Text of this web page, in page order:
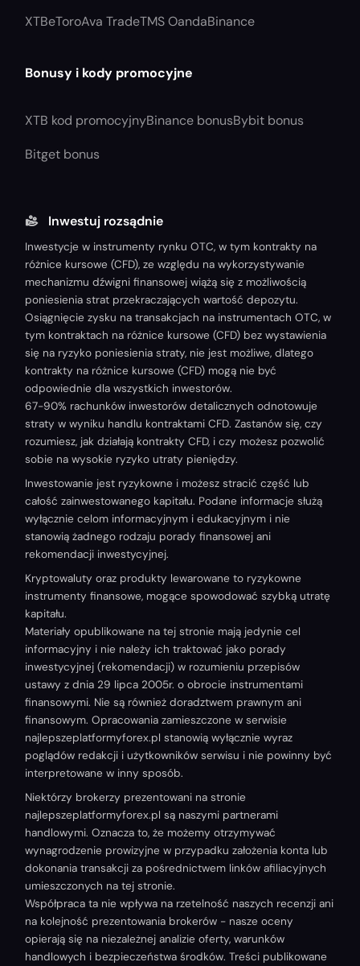
XTBeToroAva TradeTMS OandaBinance
Bonusy i kody promocyjne
XTB kod promocyjnyBinance bonusBybit bonus
Bitget bonus
Inwestuj rozsądnie
Inwestycje w instrumenty rynku OTC, w tym kontrakty na
różnice kursowe (CFD), ze względu na wykorzystywanie
mechanizmu dźwigni finansowej wiążą się z możliwością
poniesienia strat przekraczających wartość depozytu.
Osiągnięcie zysku na transakcjach na instrumentach OTC, w
tym kontraktach na różnice kursowe (CFD) bez wystawienia
się na ryzyko poniesienia straty, nie jest możliwe, dlatego
kontrakty na różnice kursowe (CFD) mogą nie być
odpowiednie dla wszystkich inwestorów.
67-90% rachunków inwestorów detalicznych odnotowuje
straty w wyniku handlu kontraktami CFD. Zastanów się, czy
rozumiesz, jak działają kontrakty CFD, i czy możesz pozwolić
sobie na wysokie ryzyko utraty pieniędzy.
Inwestowanie jest ryzykowne i możesz stracić część lub
całość zainwestowanego kapitału. Podane informacje służą
wyłącznie celom informacyjnym i edukacyjnym i nie
stanowią żadnego rodzaju porady finansowej ani
rekomendacji inwestycyjnej.
Kryptowaluty oraz produkty lewarowane to ryzykowne
instrumenty finansowe, mogące spowodować szybką utratę
kapitału.
Materiały opublikowane na tej stronie mają jedynie cel
informacyjny i nie należy ich traktować jako porady
inwestycyjnej (rekomendacji) w rozumieniu przepisów
ustawy z dnia 29 lipca 2005r. o obrocie instrumentami
finansowymi. Nie są również doradztwem prawnym ani
finansowym. Opracowania zamieszczone w serwisie
najlepszeplatformyforex.pl stanowią wyłącznie wyraz
poglądów redakcji i użytkowników serwisu i nie powinny być
interpretowane w inny sposób.
Niektórzy brokerzy prezentowani na stronie
najlepszeplatformyforex.pl są naszymi partnerami
handlowymi. Oznacza to, że możemy otrzymywać
wynagrodzenie prowizyjne w przypadku założenia konta lub
dokonania transakcji za pośrednictwem linków afiliacyjnych
umieszczonych na tej stronie.
Współpraca ta nie wpływa na rzetelność naszych recenzji ani
na kolejność prezentowania brokerów - nasze oceny
opierają się na niezależnej analizie oferty, warunków
handlowych i bezpieczeństwa środków. Treści publikowane